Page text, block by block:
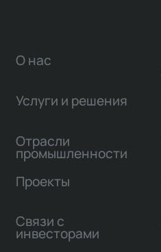
О нас
Услуги и решения
Отрасли
промышленности
Проекты
Связи с
инвесторами